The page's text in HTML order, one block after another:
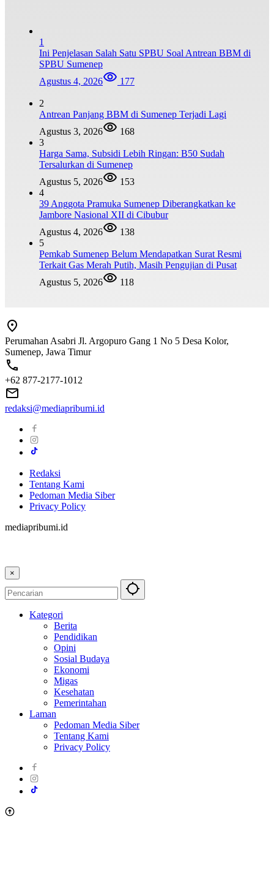
1
Ini Penjelasan Salah Satu SPBU Soal Antrean BBM di
SPBU Sumenep
Agustus 4, 2026
177
2
Antrean Panjang BBM di Sumenep Terjadi Lagi
Agustus 3, 2026
168
3
Harga Sama, Subsidi Lebih Ringan: B50 Sudah
Tersalurkan di Sumenep
Agustus 5, 2026
153
4
39 Anggota Pramuka Sumenep Diberangkatkan ke
Jambore Nasional XII di Cibubur
Agustus 4, 2026
138
5
Pemkab Sumenep Belum Mendapatkan Surat Resmi
Terkait Gas Merah Putih, Masih Pengujian di Pusat
Agustus 5, 2026
118
Perumahan Asabri Jl. Argopuro Gang 1 No 5 Desa Kolor,
Sumenep, Jawa Timur
+62 877-2177-1012
redaksi@mediapribumi.id
Redaksi
Tentang Kami
Pedoman Media Siber
Privacy Policy
mediapribumi.id
×
Kategori
Berita
Pendidikan
Opini
Sosial Budaya
Ekonomi
Migas
Kesehatan
Pemerintahan
Laman
Pedoman Media Siber
Tentang Kami
Privacy Policy